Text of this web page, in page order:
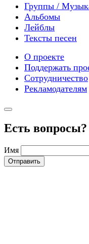
Группы /
Альбомы
Лейблы
Тексты песен
О проекте
Поддержать
Сотрудничество
Рекламодателям
Есть
Имя